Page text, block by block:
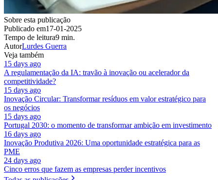
Sobre esta publicação
Publicado em17-01-2025
Tempo de leitura9 min.
AutorLurdes Guerra
Veja também
15 days ago
A regulamentação da IA: travão à inovação ou acelerador da
competitividade?
15 days ago
Inovação Circular: Transformar resíduos em valor estratégico para
os negócios
15 days ago
Portugal 2030: o momento de transformar ambição em investimento
16 days ago
Inovação Produtiva 2026: Uma oportunidade estratégica para as
PME
24 days ago
Cinco erros que fazem as empresas perder incentivos